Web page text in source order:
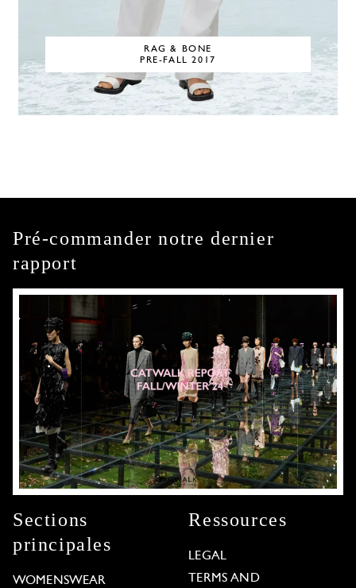
RAG & BONE
PRE-FALL 2017
Pré-commander notre dernier
rapport
Sections
principales
WOMENSWEAR
Ressources
LEGAL
TERMS AND